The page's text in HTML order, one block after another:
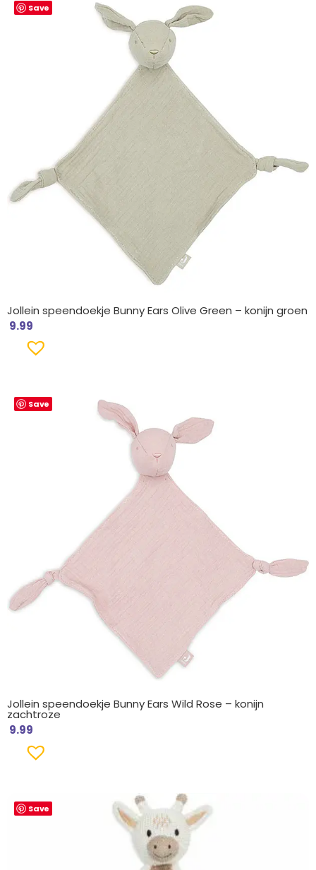
Save
Jollein speendoekje Bunny Ears Olive Green – konijn groen
9.99
Save
Jollein speendoekje Bunny Ears Wild Rose – konijn
zachtroze
9.99
Save